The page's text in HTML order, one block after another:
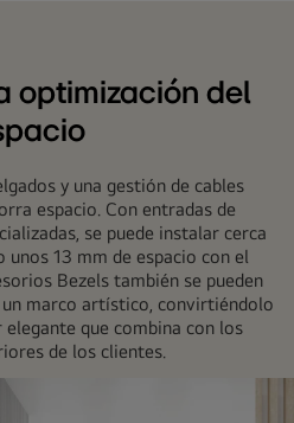
optimización del
y una gestión de cables
espacio. Con entradas de
se puede instalar cerca
unos 13 mm de espacio con el
Bezels también se pueden
marco artístico, convirtiéndolo
que combina con los
de los clientes.